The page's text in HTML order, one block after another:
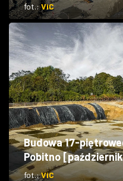
fot.:ViC
Budowa 17-
Pobitno
fot.:ViC